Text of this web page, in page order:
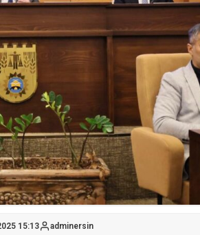
15:13 adminersin